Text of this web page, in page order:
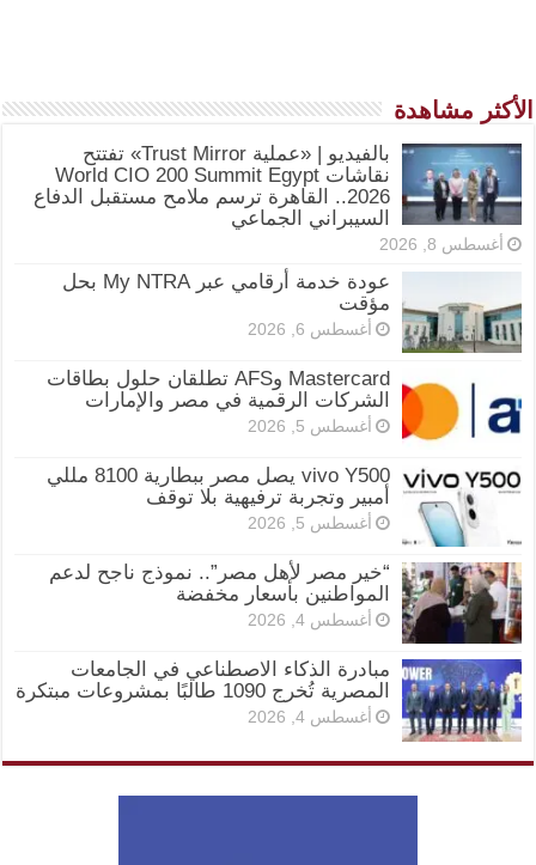
الأكثر مشاهدة
بالفيديو | «عملية Trust Mirror» تفتتح
نقاشات World CIO 200 Summit Egypt
2026.. القاهرة ترسم ملامح مستقبل الدفاع
السيبراني الجماعي
أغسطس 8, 2026
عودة خدمة أرقامي عبر My NTRA بحل
مؤقت
أغسطس 6, 2026
Mastercard وAFS تطلقان حلول بطاقات
الشركات الرقمية في مصر والإمارات
أغسطس 5, 2026
vivo Y500 يصل مصر ببطارية 8100 مللي
أمبير وتجربة ترفيهية بلا توقف
أغسطس 5, 2026
“خير مصر لأهل مصر”.. نموذج ناجح لدعم
المواطنين بأسعار مخفضة
أغسطس 4, 2026
مبادرة الذكاء الاصطناعي في الجامعات
المصرية تُخرج 1090 طالبًا بمشروعات مبتكرة
أغسطس 4, 2026